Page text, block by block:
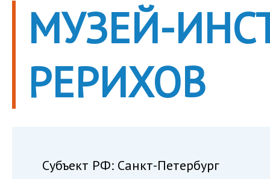
МУЗЕЙ-
РЕРИХОВ
Субъект РФ: Санкт-Петербург